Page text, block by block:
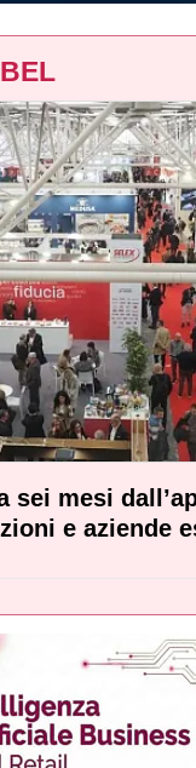
sei mesi
e aziende